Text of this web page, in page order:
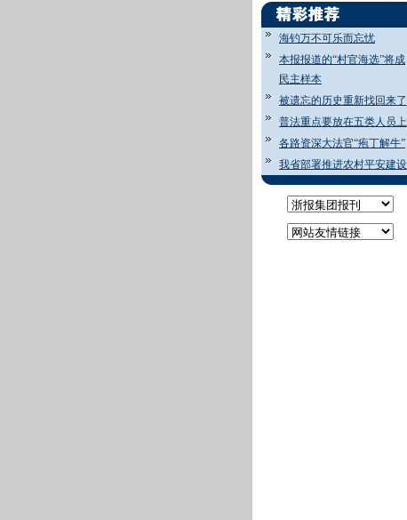
海钓万不可乐而忘忧
本报报道的“村官海选”将成
民主样本
被遗忘的历史重新找回来了
普法重点要放在五类人员上
各路资深大法官“疱丁解牛”
我省部署推进农村平安建设